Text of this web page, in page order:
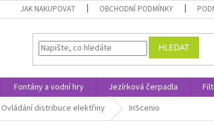
JAK NAKUPOVAT OBCHODNÍ PODMÍNKY
HLEDAT
Fontány a vodní hry Jezírková čerpadla
Ovládání distribuce elektřiny InScenio